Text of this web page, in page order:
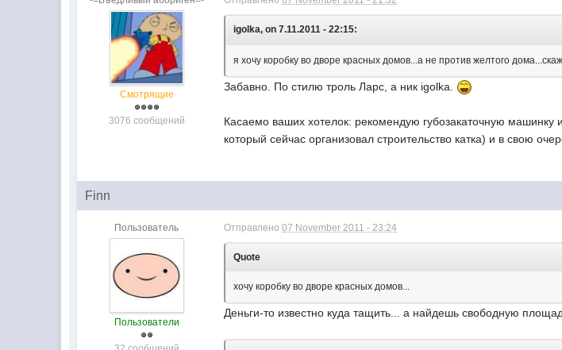
Смотрящие
3076 сообщений
igolka, on 7.11.2011 - 22:15:
я хочу коробку во дворе красных домов...а не против желтого
Забавно. По стилю троль Ларс, а ник igolka.
Касаемо ваших хотелок: рекомендую губозакаточную машинку
который сейчас организовал строительство катка) и в свою
Finn
Пользователь
Пользователи
Отправлено07 November 2011 - 23:24
Quote
хочу коробку во дворе красных домов...
Деньги-то известно куда тащить... а найдешь свободную